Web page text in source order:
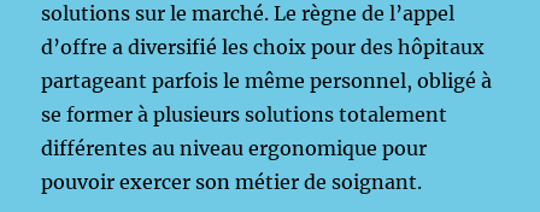
solutions sur le marché. Le règne de l’appel
d’offre a diversifié les choix pour des hôpitaux
partageant parfois le même personnel, obligé à
se former à plusieurs solutions totalement
différentes au niveau ergonomique pour
pouvoir exercer son métier de soignant.